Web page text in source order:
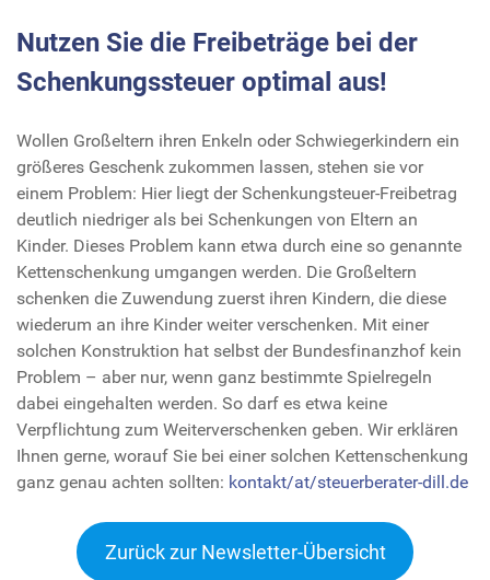
Nutzen Sie die Freibeträge bei der
Schenkungssteuer optimal aus!
Wollen Großeltern ihren Enkeln oder Schwiegerkindern ein
größeres Geschenk zukommen lassen, stehen sie vor
einem Problem: Hier liegt der Schenkungsteuer-Freibetrag
deutlich niedriger als bei Schenkungen von Eltern an
Kinder. Dieses Problem kann etwa durch eine so genannte
Kettenschenkung umgangen werden. Die Großeltern
schenken die Zuwendung zuerst ihren Kindern, die diese
wiederum an ihre Kinder weiter verschenken. Mit einer
solchen Konstruktion hat selbst der Bundesfinanzhof kein
Problem – aber nur, wenn ganz bestimmte Spielregeln
dabei eingehalten werden. So darf es etwa keine
Verpflichtung zum Weiterverschenken geben. Wir erklären
Ihnen gerne, worauf Sie bei einer solchen Kettenschenkung
ganz genau achten sollten: kontakt/at/steuerberater-dill.de
Zurück zur Newsletter-Übersicht